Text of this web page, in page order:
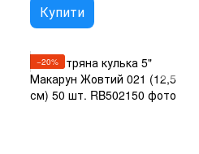
Купити
−20%